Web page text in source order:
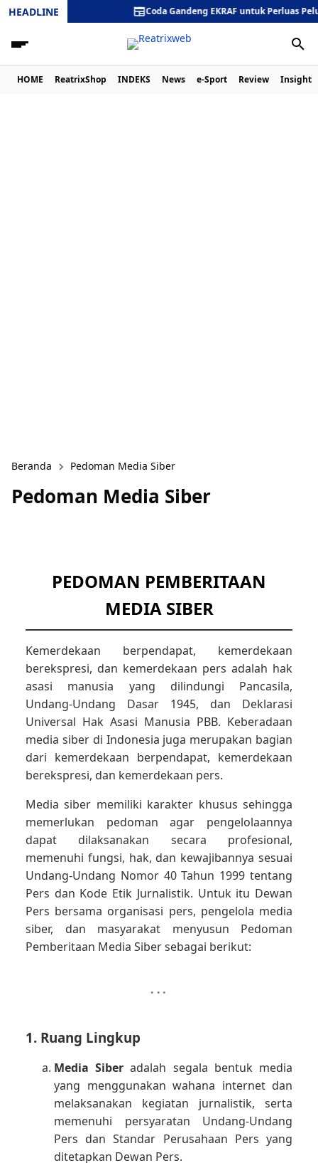
HEADLINE Coda Gandeng EKRAF untuk Perluas
HOME ReatrixShop INDEKS News e-Sport Review Insight
Beranda Pedoman Media Siber
Pedoman Media Siber
PEDOMAN PEMBERITAAN
MEDIA SIBER
Kemerdekaan berpendapat, kemerdekaan
berekspresi, dan kemerdekaan pers adalah hak
asasi manusia yang dilindungi Pancasila,
Undang-Undang Dasar 1945, dan Deklarasi
Universal Hak Asasi Manusia PBB. Keberadaan
media siber di Indonesia juga merupakan bagian
dari kemerdekaan berpendapat, kemerdekaan
berekspresi, dan kemerdekaan pers.
Media siber memiliki karakter khusus sehingga
memerlukan pedoman agar pengelolaannya
dapat dilaksanakan secara profesional,
memenuhi fungsi, hak, dan kewajibannya sesuai
Undang-Undang Nomor 40 Tahun 1999 tentang
Pers dan Kode Etik Jurnalistik. Untuk itu Dewan
Pers bersama organisasi pers, pengelola media
siber, dan masyarakat menyusun Pedoman
Pemberitaan Media Siber sebagai berikut:
1. Ruang Lingkup
Media Siber adalah segala bentuk media
yang menggunakan wahana internet dan
melaksanakan kegiatan jurnalistik, serta
memenuhi persyaratan Undang-Undang
Pers dan Standar Perusahaan Pers yang
ditetapkan Dewan Pers.